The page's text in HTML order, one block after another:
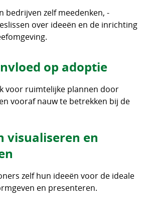
bedrijven zelf meedenken, -
over ideeën en de inrichting
op adoptie
voor ruimtelijke plannen door
vooraf nauw te betrekken bij de
visualiseren en
zelf hun ideeën voor de ideale
en presenteren.